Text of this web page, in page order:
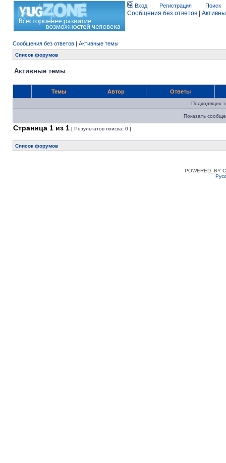
Вход Регистрация Поиск
Сообщения без ответов
Сообщения без ответов | Активные темы
Список форумов
Активные темы
Темы Автор Ответы
Подходящих
Показать
Страница 1 из 1 [ Результатов поиска: 0 ]
Список форумов
POWERED_BY